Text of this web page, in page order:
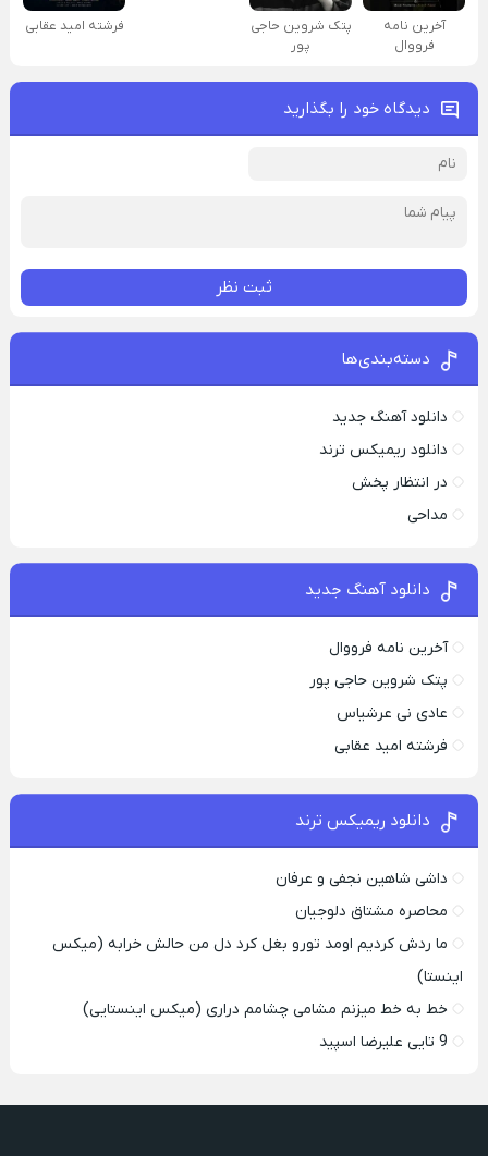
آخرین نامه
فرووال
پتک شروین حاجی
پور
فرشته امید عقابی
دیدگاه خود را بگذارید
ثبت نظر
دسته‌بندی‌ها
دانلود آهنگ جدید
دانلود ریمیکس ترند
در انتظار پخش
مداحی
دانلود آهنگ جدید
آخرین نامه فرووال
پتک شروین حاجی پور
عادی نی عرشیاس
فرشته امید عقابی
دانلود ریمیکس ترند
داشی شاهین نجفی و عرفان
محاصره مشتاق دلوجیان
ما ردش کردیم اومد تورو بغل کرد دل من حالش خرابه (میکس
اینستا)
خط به خط میزنم مشامی چشامم دراری (میکس اینستایی)
9 تایی علیرضا اسپید